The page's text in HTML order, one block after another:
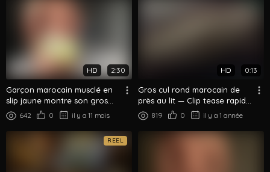
HD 2:30
Garçon marocain musclé en
slip jaune montre son gros
cul rond
642 0 il y a 11 mois
HD 0:13
Gros cul rond marocain de
près au lit — Clip tease rapide
du booty
819 0 il y a 1 année
REEL